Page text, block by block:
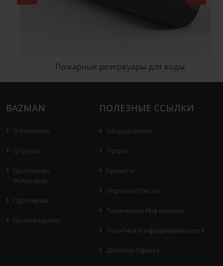
Пожарные резервуары для воды
BAZMAN
О Компании
О Группе
Протоколы
Испытаний
Партнерам
Производство
ПОЛЕЗНЫЕ ССЫЛКИ
Оборудование
Услуги
Проекты
Опросные Листы
Техническая Информация
Политика Конфиденциальности
Договор-Оферта